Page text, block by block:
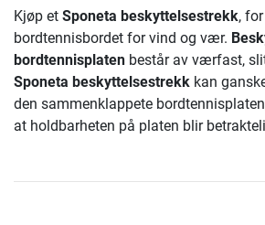
Kjøp et Sponeta beskyttelsestrekk,
bordtennisbordet for vind og vær.
bordtennisplaten består av værfast,
Sponeta beskyttelsestrekk kan
den sammenklappete
at holdbarheten på platen blir